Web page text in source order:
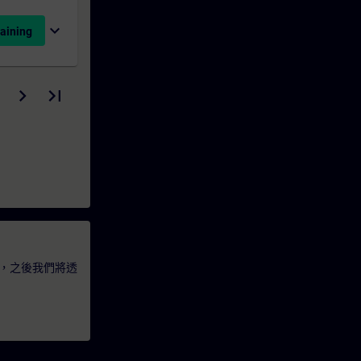
expand_more
之後我們將透